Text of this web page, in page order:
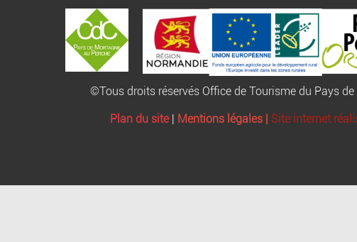
©Tous droits réservés Office de Tourisme du Pays
Plan du site | Mentions légales | Site internet